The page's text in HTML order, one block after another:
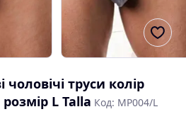
чоловічі труси колір
L Talla Код: MP004/L